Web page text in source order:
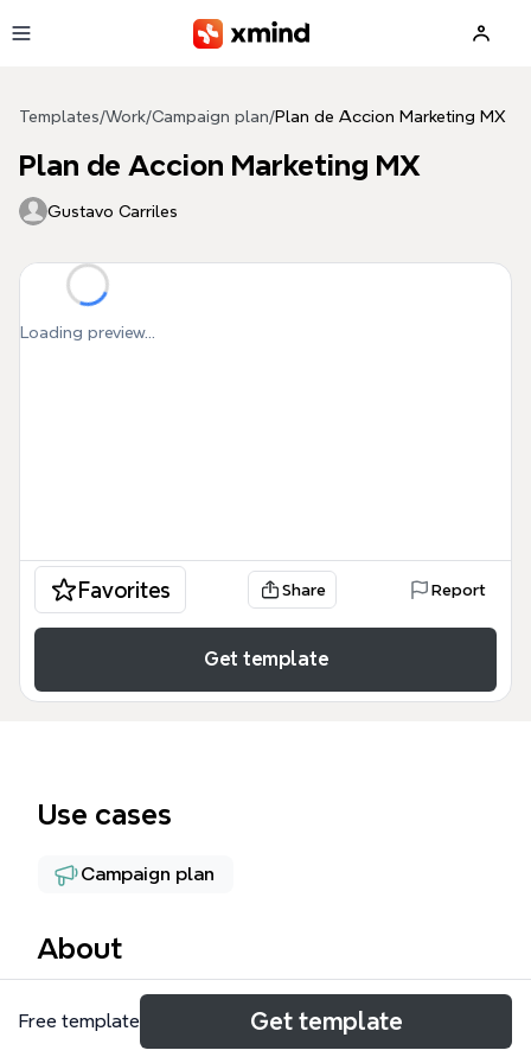
Templates/Work/Campaign plan/Plan de Accion Marketing MX
Plan de Accion Marketing MX
Gustavo Carriles
Loading preview...
Favorites Share Report
Get template
Use cases
Campaign plan
About
El Plan de Accion Marketing MX es un mapa mental
de 95 nodos diseñado para equipos de marketing y
Free template Get template